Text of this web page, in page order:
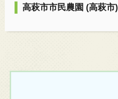
高萩市市民農園 (高萩市)